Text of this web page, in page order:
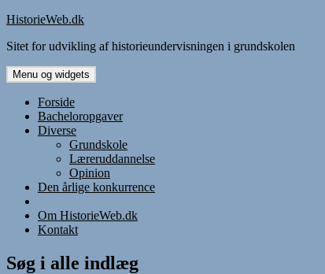
Hop
indhold
HistorieWeb.dk
Sitet for udvikling af historieundervisningen i grundskolen
Menu og widgets
Forside
Bacheloropgaver
Diverse
Grundskole
Læreruddannelse
Opinion
Den årlige konkurrence
Om HistorieWeb.dk
Kontakt
Søg i alle indlæg